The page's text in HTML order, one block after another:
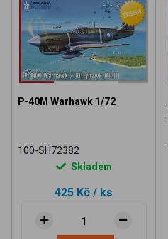
P-40M Warhawk 1/72
100-SH72382
Skladem
425 Kč / ks